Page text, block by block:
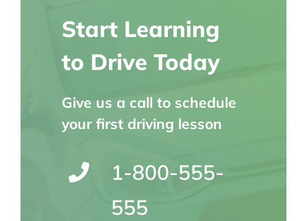
Start Learning
to Drive Today
Give us a call to schedule
your first driving lesson
1-800-555-
555